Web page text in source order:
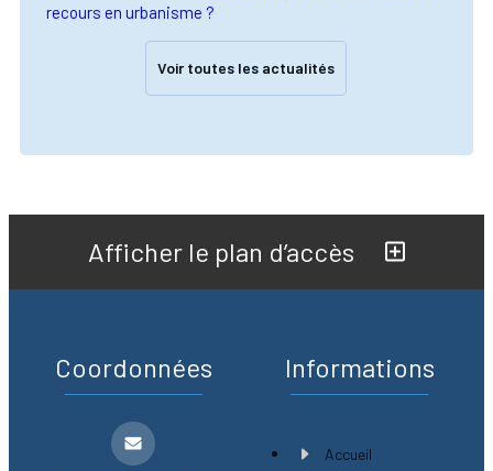
recours en urbanisme ?
Voir toutes les actualités
Afficher le plan d’accès
Coordonnées Informations
Accueil